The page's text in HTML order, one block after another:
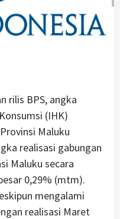
rilis BPS, angka
(IHK)
Maluku
realisasi gabungan
Maluku secara
0,29% (mtm).
mengalami
realisasi Maret